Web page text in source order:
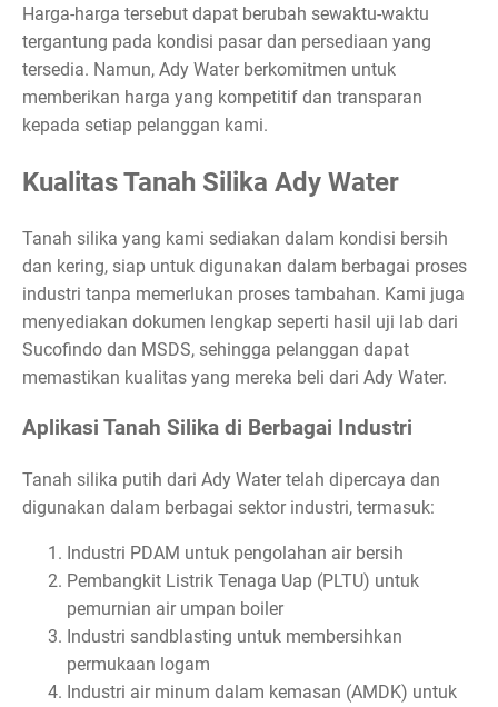
Harga-harga tersebut dapat berubah sewaktu-waktu
tergantung pada kondisi pasar dan persediaan yang
tersedia. Namun, Ady Water berkomitmen untuk
memberikan harga yang kompetitif dan transparan
kepada setiap pelanggan kami.
Kualitas Tanah Silika Ady Water
Tanah silika yang kami sediakan dalam kondisi bersih
dan kering, siap untuk digunakan dalam berbagai proses
industri tanpa memerlukan proses tambahan. Kami juga
menyediakan dokumen lengkap seperti hasil uji lab dari
Sucofindo dan MSDS, sehingga pelanggan dapat
memastikan kualitas yang mereka beli dari Ady Water.
Aplikasi Tanah Silika di Berbagai Industri
Tanah silika putih dari Ady Water telah dipercaya dan
digunakan dalam berbagai sektor industri, termasuk:
Industri PDAM untuk pengolahan air bersih
Pembangkit Listrik Tenaga Uap (PLTU) untuk
pemurnian air umpan boiler
Industri sandblasting untuk membersihkan
permukaan logam
Industri air minum dalam kemasan (AMDK) untuk